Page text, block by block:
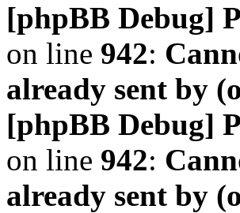
[phpBB Debug]
on line 942:
already sent by
[phpBB Debug]
on line 942:
already sent by